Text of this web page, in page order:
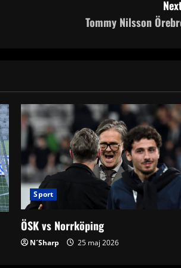
Tommy Nilsson
Sport
ÖSK vs Norrköping
N´Sharp 25 maj 2026